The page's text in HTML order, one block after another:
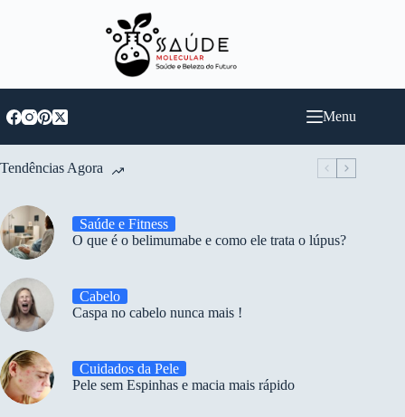
Menu
Tendências Agora
Saúde e Fitness
O que é o belimumabe e como ele trata o lúpus?
Cabelo
Caspa no cabelo nunca mais !
Cuidados da Pele
Pele sem Espinhas e macia mais rápido